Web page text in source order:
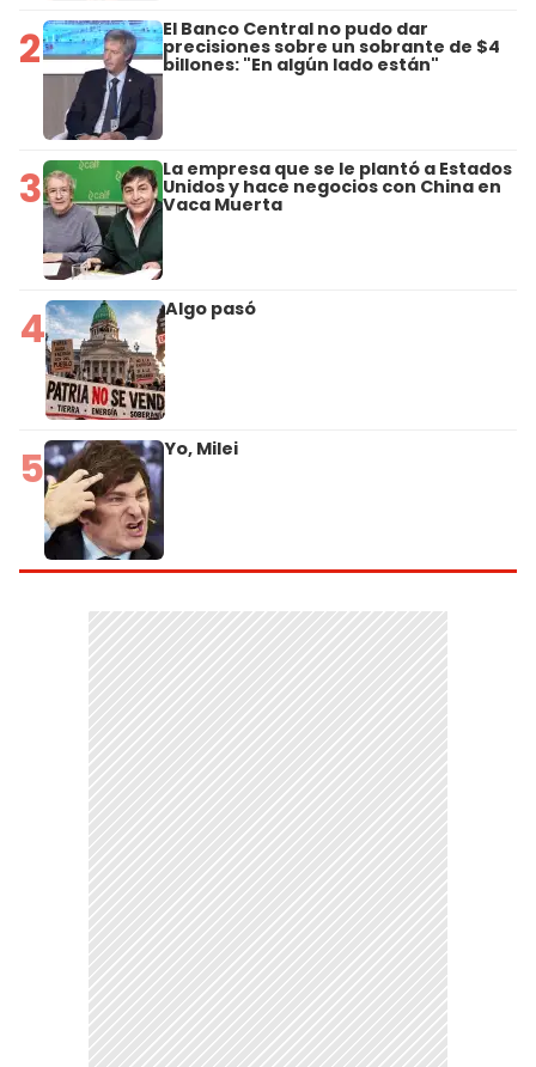
2 El Banco Central no pudo dar
precisiones sobre un sobrante de $4
billones: "En algún lado están"
3 La empresa que se le plantó a Estados
Unidos y hace negocios con China en
Vaca Muerta
4 Algo pasó
5 Yo, Milei